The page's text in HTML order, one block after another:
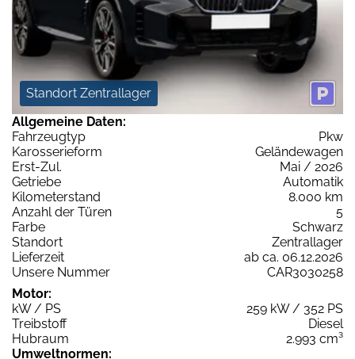
Standort Zentrallager
Allgemeine Daten:
Fahrzeugtyp
Pkw
Karosserieform
Geländewagen
Erst-Zul.
Mai / 2026
Getriebe
Automatik
Kilometerstand
8.000 km
Anzahl der Türen
5
Farbe
Schwarz
Standort
Zentrallager
Lieferzeit
ab ca. 06.12.2026
Unsere Nummer
CAR3030258
Motor:
kW / PS
259 kW / 352 PS
Treibstoff
Diesel
Hubraum
2.993 cm³
Umweltnormen: